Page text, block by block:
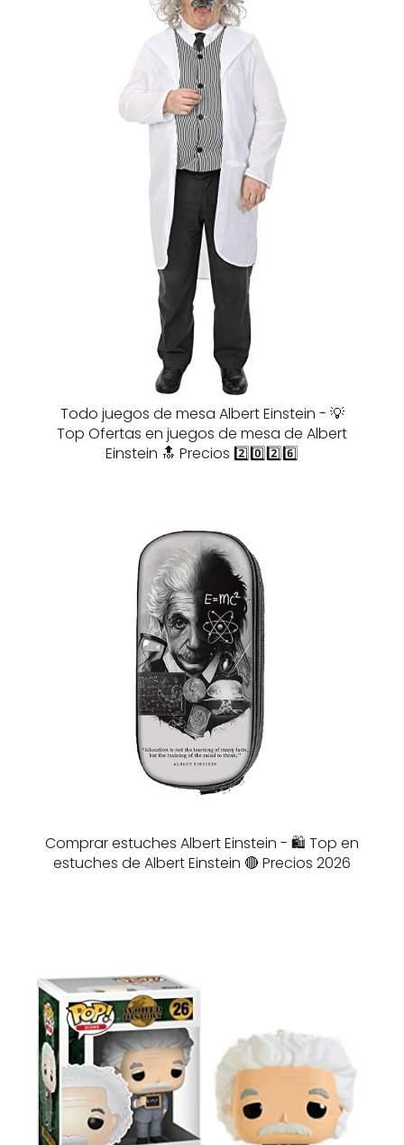
Todo juegos de mesa Albert Einstein - 💡
Top Ofertas en juegos de mesa de Albert
Einstein 🔝 Precios 2️⃣0️⃣2️⃣6️⃣
Comprar estuches Albert Einstein - 🛍️ Top en
estuches de Albert Einstein 🔴 Precios 2026